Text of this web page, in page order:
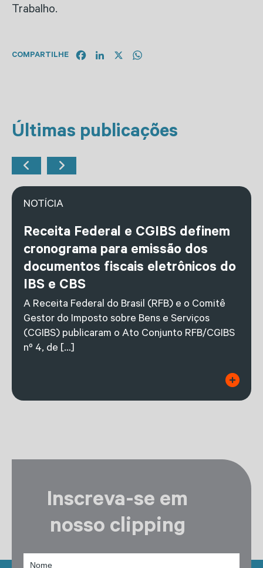
Trabalho.
COMPARTILHE FacebookLinkedIn
Últimas publicações
NOTÍCIA
Receita Federal e CGIBS definem
cronograma para emissão dos
documentos fiscais eletrônicos do
IBS e CBS
A Receita Federal do Brasil (RFB) e o Comitê
Gestor do Imposto sobre Bens e Serviços
(CGIBS) publicaram o Ato Conjunto RFB/CGIBS
nº 4, de […]
Inscreva-se em
nosso clipping